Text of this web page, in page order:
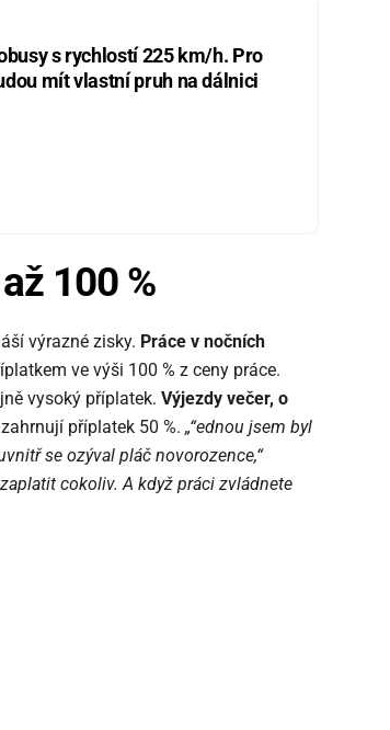
s rychlostí 225 km/h. Pro
mít vlastní pruh na dálnici
100 %
výrazné zisky. Práce v nočních
ve výši 100 % z ceny práce.
vysoký příplatek. Výjezdy večer, o
příplatek 50 %. „“ednou jsem byl
se ozýval pláč novorozence,“
cokoliv. A když práci zvládnete